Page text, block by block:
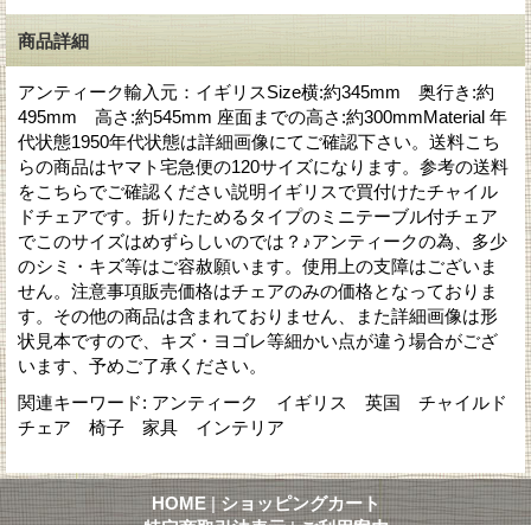
商品詳細
アンティーク輸入元：イギリスSize横:約345mm 奥行き:約
495mm 高さ:約545mm 座面までの高さ:約300mmMaterial 年
代状態1950年代状態は詳細画像にてご確認下さい。送料こち
らの商品はヤマト宅急便の120サイズになります。参考の送料
をこちらでご確認ください説明イギリスで買付けたチャイル
ドチェアです。折りたためるタイプのミニテーブル付チェア
でこのサイズはめずらしいのでは？♪アンティークの為、多少
のシミ・キズ等はご容赦願います。使用上の支障はございま
せん。注意事項販売価格はチェアのみの価格となっておりま
す。その他の商品は含まれておりません、また詳細画像は形
状見本ですので、キズ・ヨゴレ等細かい点が違う場合がござ
います、予めご了承ください。
関連キーワード: アンティーク イギリス 英国 チャイルド
チェア 椅子 家具 インテリア
HOME | ショッピングカート